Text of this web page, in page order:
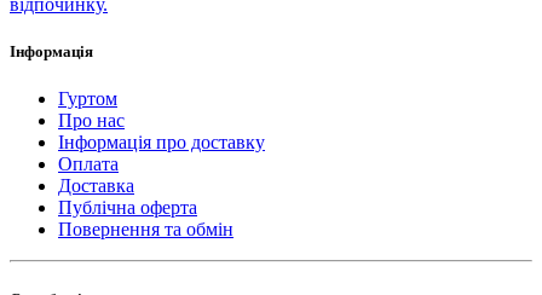
відпочинку.
Інформація
Гуртом
Про нас
Інформація про доставку
Оплата
Доставка
Публічна оферта
Повернення та обмін